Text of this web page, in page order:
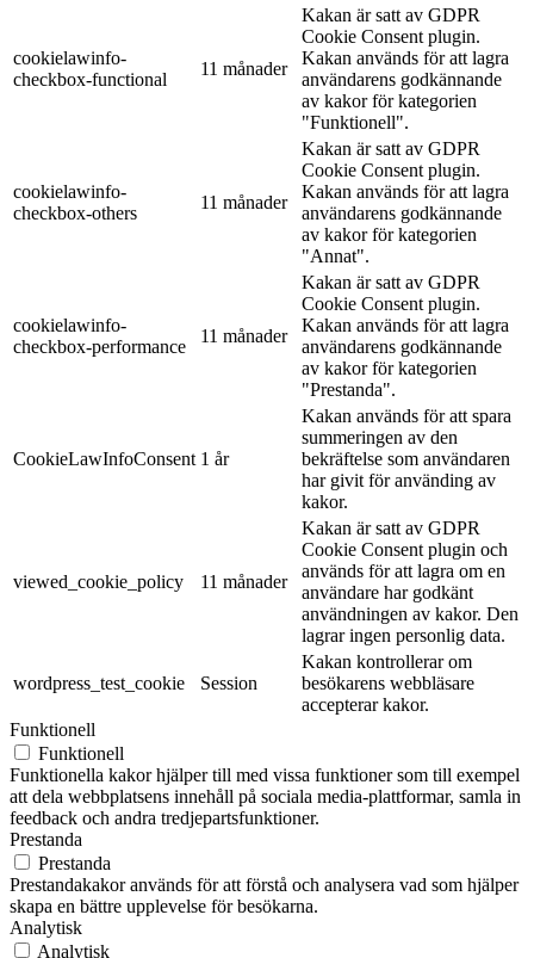
cookielawinfo-
checkbox-functional
11 månader
Kakan är satt av GDPR
Cookie Consent plugin.
Kakan används för att lagra
användarens godkännande
av kakor för kategorien
"Funktionell".
cookielawinfo-
checkbox-others
11 månader
Kakan är satt av GDPR
Cookie Consent plugin.
Kakan används för att lagra
användarens godkännande
av kakor för kategorien
"Annat".
cookielawinfo-
checkbox-performance
11 månader
Kakan är satt av GDPR
Cookie Consent plugin.
Kakan används för att lagra
användarens godkännande
av kakor för kategorien
"Prestanda".
CookieLawInfoConsent 1 år
Kakan används för att spara
summeringen av den
bekräftelse som användaren
har givit för använding av
kakor.
viewed_cookie_policy 11 månader
Kakan är satt av GDPR
Cookie Consent plugin och
används för att lagra om en
användare har godkänt
användningen av kakor. Den
lagrar ingen personlig data.
wordpress_test_cookie Session
Kakan kontrollerar om
besökarens webbläsare
accepterar kakor.
Funktionell
Funktionell
Funktionella kakor hjälper till med vissa funktioner som till exempel
att dela webbplatsens innehåll på sociala media-plattformar, samla in
feedback och andra tredjepartsfunktioner.
Prestanda
Prestanda
Prestandakakor används för att förstå och analysera vad som hjälper
skapa en bättre upplevelse för besökarna.
Analytisk
Analytisk